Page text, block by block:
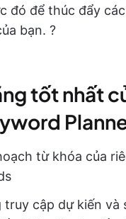
đó để thúc đẩy
bạn. ?
tốt nhất
từ khóa của
truy cập dự kiến và